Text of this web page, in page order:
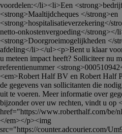
voordelen:</li><li>Een
<strong>Maaltijdcheques </strong>en
<strong>hospitalisatieverzekering</
netto-onkostenvergoeding</strong></
<strong>Doorgroeimogelijkheden </
afdeling</li></ul><p>Bent u klaar
u meteen impact heeft? Solliciteer nu
referentienummer
<em>Robert Half BV en Robert Half
de gegevens van sollicitanten die
uit te voeren. Meer informatie over
bijzonder over uw rechten, vindt u op
href="https://www.roberthalf.com/be/
</em></p><img
src="https://counter.adcourier.com/